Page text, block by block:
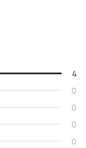
4
0
0
0
0